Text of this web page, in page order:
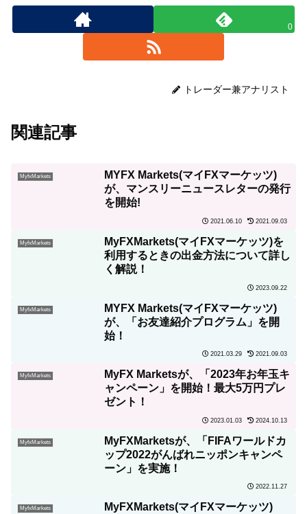
0
トレーダー兼アナリスト
関連記事
MyfxMarkets
MYFX Markets(マイFXマーケッツ)
が、マンスリーニュースレターの発行
を開始!
2021.06.10 2021.09.03
MyfxMarkets
MyFXMarkets(マイFXマーケッツ)を
利用するときの出金方法について詳し
く解説！
2023.09.22
MyfxMarkets
MYFX Markets(マイFXマーケッツ)
が、「お友達紹介プログラム」を開
始！
2021.03.29 2021.09.03
MyfxMarkets
MyFX Marketsが、「2023年お年玉キ
ャンペーン」を開始！最大5万円プレ
ゼント！
2023.01.03 2024.10.13
MyfxMarkets
MyFXMarketsが、「FIFAワールドカ
ップ2022がんばれニッポンキャンペ
ーン」を実施！
2022.11.27
MyfxMarkets
MyFXMarkets(マイFXマーケッツ)